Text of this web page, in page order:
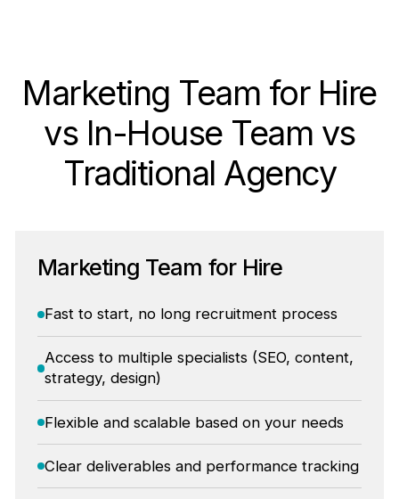
Marketing Team for Hire
vs In-House Team vs
Traditional Agency
Marketing Team for Hire
Fast to start, no long recruitment process
Access to multiple specialists (SEO, content,
strategy, design)
Flexible and scalable based on your needs
Clear deliverables and performance tracking